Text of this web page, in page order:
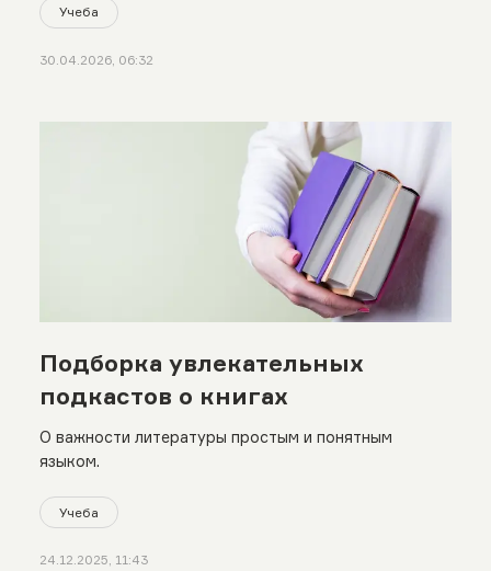
Учеба
30.04.2026, 06:32
Подборка увлекательных
подкастов о книгах
О важности литературы простым и понятным
языком.
Учеба
24.12.2025, 11:43